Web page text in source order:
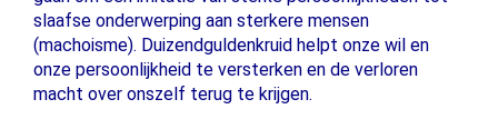
slaafse onderwerping aan sterkere mensen
(machoisme). Duizendguldenkruid helpt onze wil en
onze persoonlijkheid te versterken en de verloren
macht over onszelf terug te krijgen.